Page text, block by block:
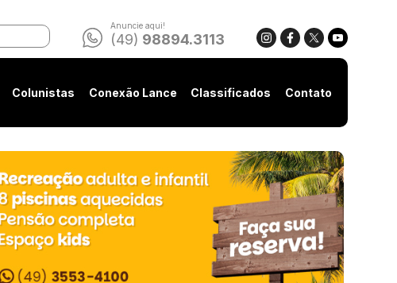
Anuncie aqui!
(49) 98894.3113
Colunistas Conexão Lance Classificados Contato